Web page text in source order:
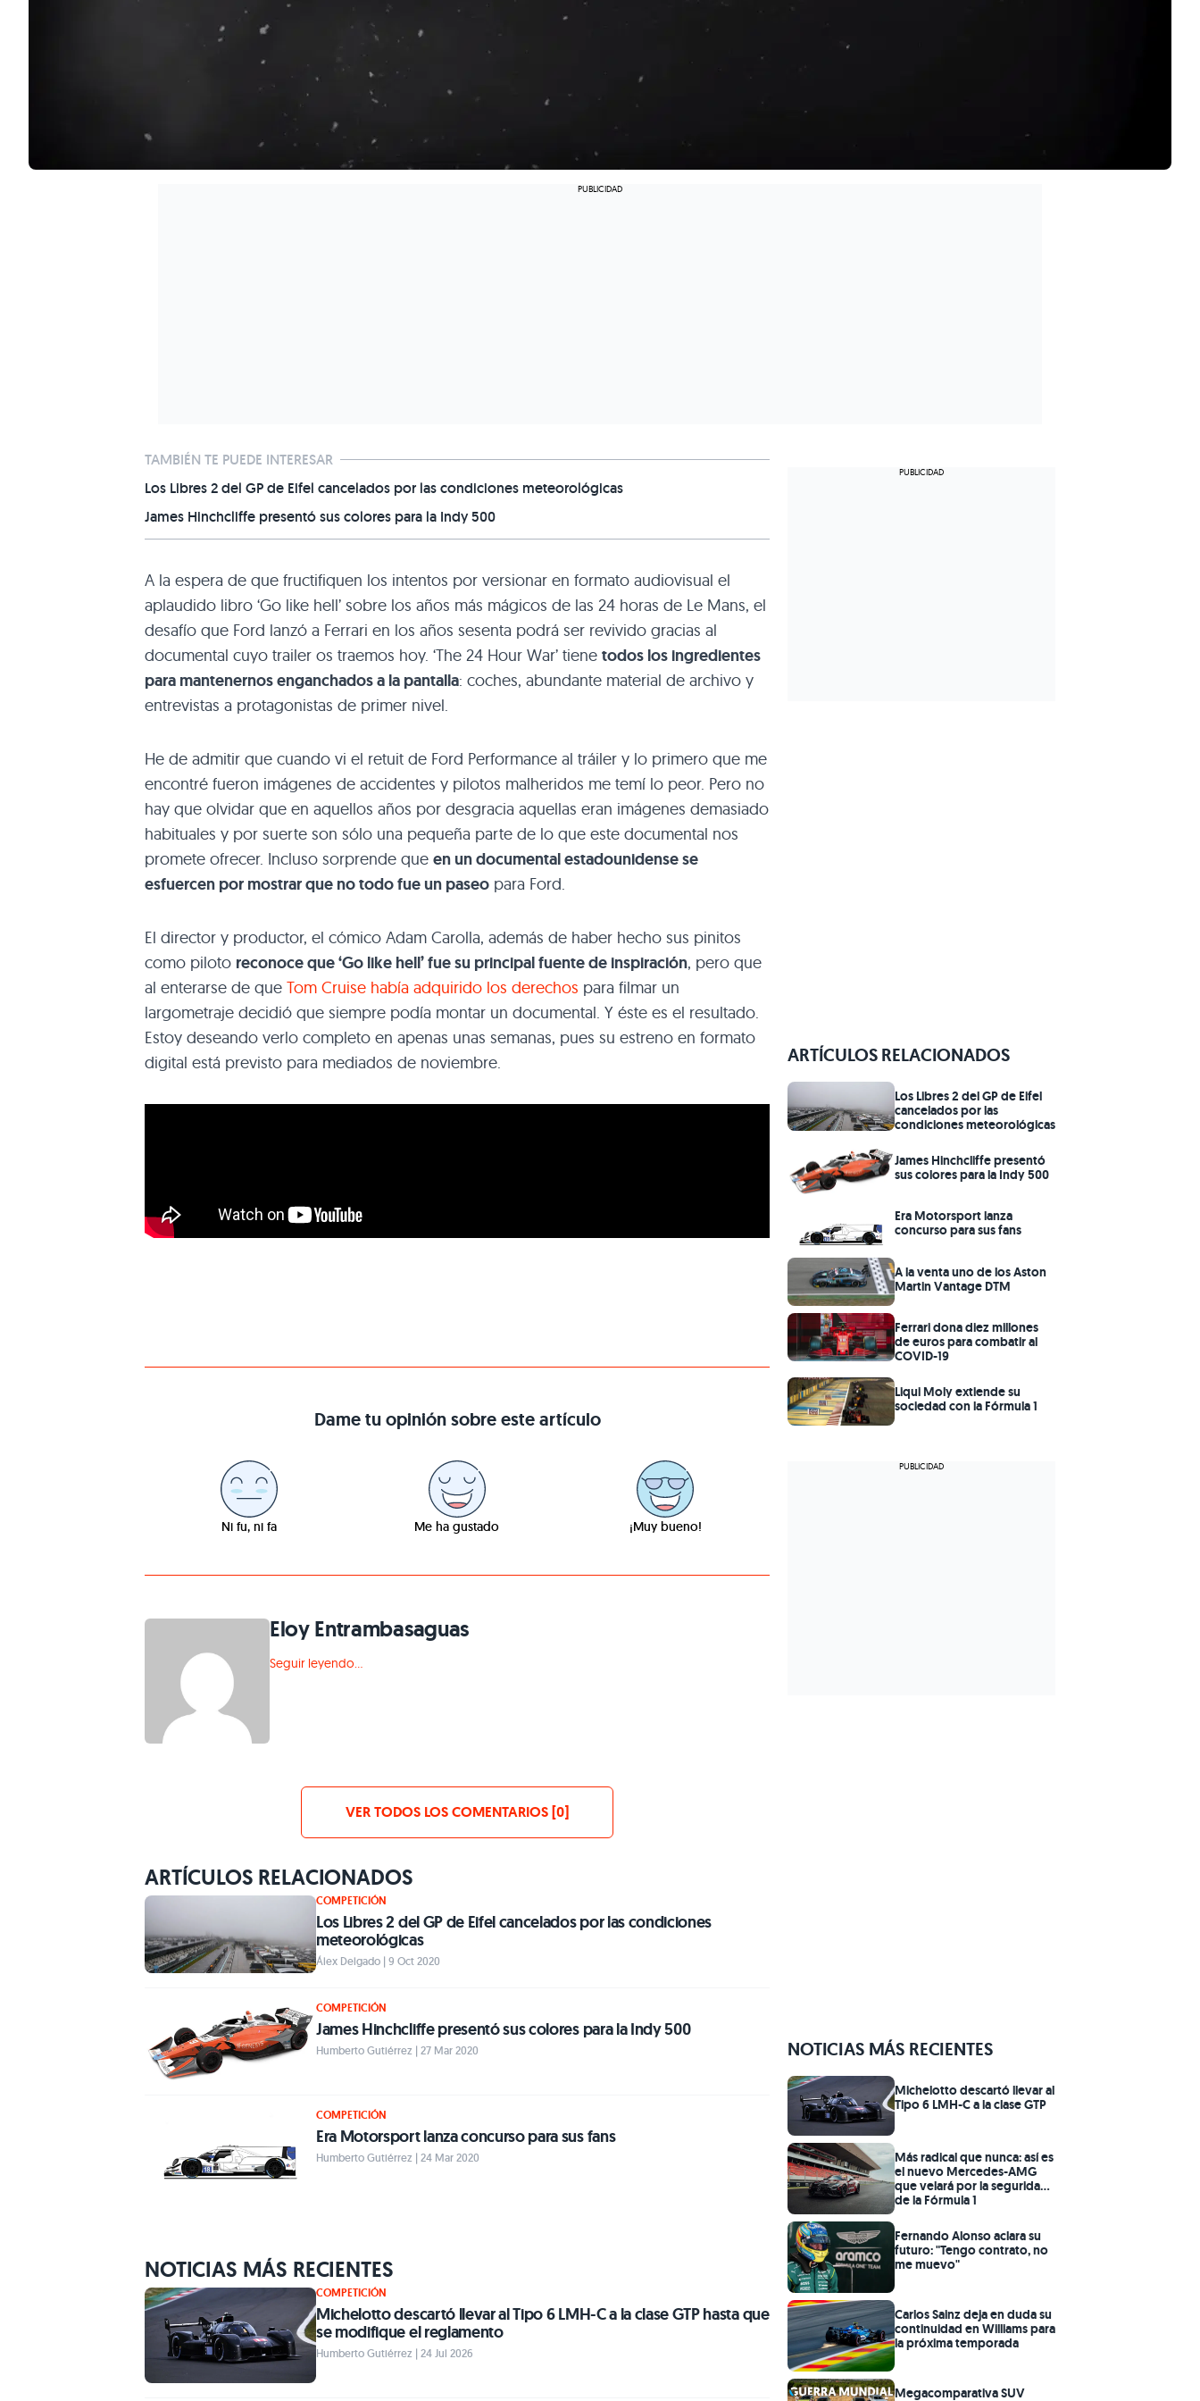
TAMBIÉN TE PUEDE INTERESAR
Los Libres 2 del GP de Eifel cancelados por las condiciones meteorológicas
James Hinchcliffe presentó sus colores para la Indy 500
A la espera de que fructifiquen los intentos por versionar en formato audiovisual el
aplaudido libro ‘Go like hell’ sobre los años más mágicos de las 24 horas de Le Mans, el
desafío que Ford lanzó a Ferrari en los años sesenta podrá ser revivido gracias al
documental cuyo trailer os traemos hoy. ‘The 24 Hour War’ tiene todos los ingredientes
para mantenernos enganchados a la pantalla: coches, abundante material de archivo y
entrevistas a protagonistas de primer nivel.
He de admitir que cuando vi el retuit de Ford Performance al tráiler y lo primero que me
encontré fueron imágenes de accidentes y pilotos malheridos me temí lo peor. Pero no
hay que olvidar que en aquellos años por desgracia aquellas eran imágenes demasiado
habituales y por suerte son sólo una pequeña parte de lo que este documental nos
promete ofrecer. Incluso sorprende que en un documental estadounidense se
esfuercen por mostrar que no todo fue un paseo para Ford.
El director y productor, el cómico Adam Carolla, además de haber hecho sus pinitos
como piloto reconoce que ‘Go like hell’ fue su principal fuente de inspiración, pero que
al enterarse de que Tom Cruise había adquirido los derechos para filmar un
largometraje decidió que siempre podía montar un documental. Y éste es el resultado.
Estoy deseando verlo completo en apenas unas semanas, pues su estreno en formato
digital está previsto para mediados de noviembre.
Dame tu opinión sobre este artículo
Ni fu, ni fa Me ha gustado ¡Muy bueno!
Eloy Entrambasaguas
Seguir leyendo...
VER TODOS LOS COMENTARIOS [0]
ARTÍCULOS RELACIONADOS
COMPETICIÓN
Los Libres 2 del GP de Eifel cancelados por las condiciones
meteorológicas
Álex Delgado | 9 Oct 2020
COMPETICIÓN
James Hinchcliffe presentó sus colores para la Indy 500
Humberto Gutiérrez | 27 Mar 2020
COMPETICIÓN
Era Motorsport lanza concurso para sus fans
Humberto Gutiérrez | 24 Mar 2020
NOTICIAS MÁS RECIENTES
COMPETICIÓN
Michelotto descartó llevar al Tipo 6 LMH-C a la clase GTP hasta que
se modifique el reglamento
Humberto Gutiérrez | 24 Jul 2026
ARTÍCULOS RELACIONADOS
Los Libres 2 del GP de Eifel
cancelados por las
condiciones meteorológicas
James Hinchcliffe presentó
sus colores para la Indy 500
Era Motorsport lanza
concurso para sus fans
A la venta uno de los Aston
Martin Vantage DTM
Ferrari dona diez millones
de euros para combatir al
COVID-19
Liqui Moly extiende su
sociedad con la Fórmula 1
NOTICIAS MÁS RECIENTES
Michelotto descartó llevar al
Tipo 6 LMH-C a la clase GTP
Más radical que nunca: así es
el nuevo Mercedes-AMG
que velará por la seguridad
de la Fórmula 1
Fernando Alonso aclara su
futuro: "Tengo contrato, no
me muevo"
Carlos Sainz deja en duda su
continuidad en Williams para
la próxima temporada
Megacomparativa SUV